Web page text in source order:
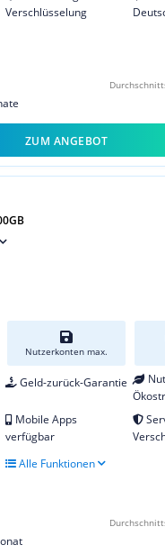
Verschlüsselung
ZUM ANGEBOT
Nutzerkonten max.
Geld-zurück-Garantie
Mobile Apps
verfügbar
Alle Funktionen